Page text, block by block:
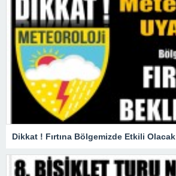
Dikkat ! Fırtına Bölgemizde Etkili Olacak